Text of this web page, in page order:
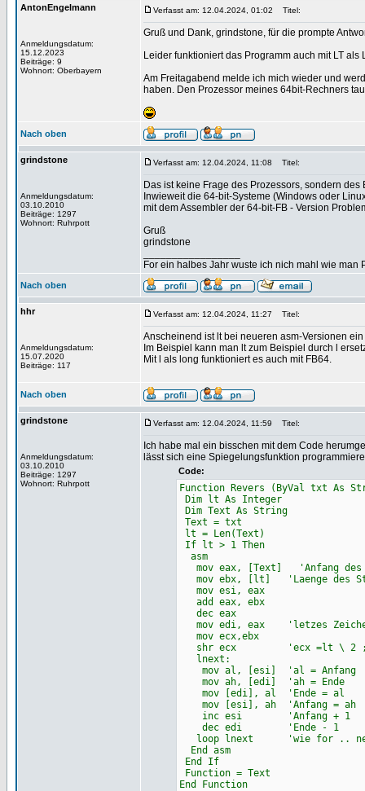
AntonEngelmann
Anmeldungsdatum:
15.12.2023
Beiträge: 9
Wohnort: Oberbayern
Verfasst am: 12.04.2024, 01:02 Titel:
Gruß und Dank, grindstone, für die prompte
Leider funktioniert das Programm auch mit LT
Am Freitagabend melde ich mich wieder und
haben. Den Prozessor meines 64bit-Rechners
Nach oben
grindstone
Anmeldungsdatum:
03.10.2010
Beiträge: 1297
Wohnort: Ruhrpott
Verfasst am: 12.04.2024, 11:08 Titel:
Das ist keine Frage des Prozessors, sondern
Inwieweit die 64-bit-Systeme (Windows oder
mit dem Assembler der 64-bit-FB - Version
Gruß
grindstone
For ein halbes Jahr wuste ich nich mahl wie man
Nach oben
hhr
Anmeldungsdatum:
15.07.2020
Beiträge: 117
Verfasst am: 12.04.2024, 11:27 Titel:
Anscheinend ist lt bei neueren asm-Versionen
Im Beispiel kann man lt zum Beispiel durch l
Mit l als long funktioniert es auch mit FB64.
Nach oben
grindstone
Anmeldungsdatum:
03.10.2010
Beiträge: 1297
Wohnort: Ruhrpott
Verfasst am: 12.04.2024, 11:59 Titel:
Ich habe mal ein bisschen mit dem Code
lässt sich eine Spiegelungsfunktion
Code:
Function Revers (ByVal txt As
Dim lt As Integer
Dim Text As String
Text = txt
lt = Len(Text)
If lt > 1 Then
asm
mov eax, [Text] 'Anfang des
mov ebx, [lt] 'Laenge des
mov esi, eax
add eax, ebx
dec eax
mov edi, eax 'letzes
mov ecx,ebx
shr ecx 'ecx =lt \ 2
lnext:
mov al, [esi] 'al = Anfang
mov ah, [edi] 'ah = Ende
mov [edi], al 'Ende = al
mov [esi], ah 'Anfang = ah
inc esi 'Anfang + 1
dec edi 'Ende - 1
loop lnext 'wie for ..
End asm
End If
Function = Text
End Function